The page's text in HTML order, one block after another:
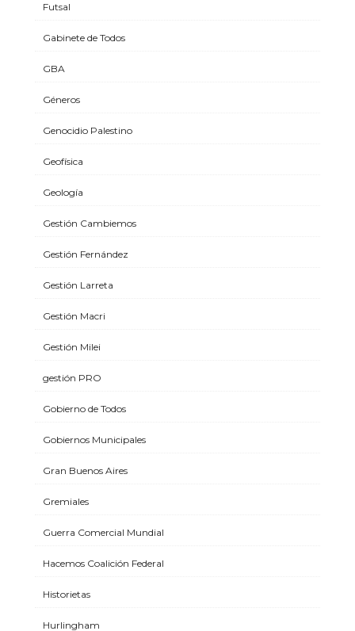
Futsal
Gabinete de Todos
GBA
Géneros
Genocidio Palestino
Geofísica
Geología
Gestión Cambiemos
Gestión Fernández
Gestión Larreta
Gestión Macri
Gestión Milei
gestión PRO
Gobierno de Todos
Gobiernos Municipales
Gran Buenos Aires
Gremiales
Guerra Comercial Mundial
Hacemos Coalición Federal
Historietas
Hurlingham